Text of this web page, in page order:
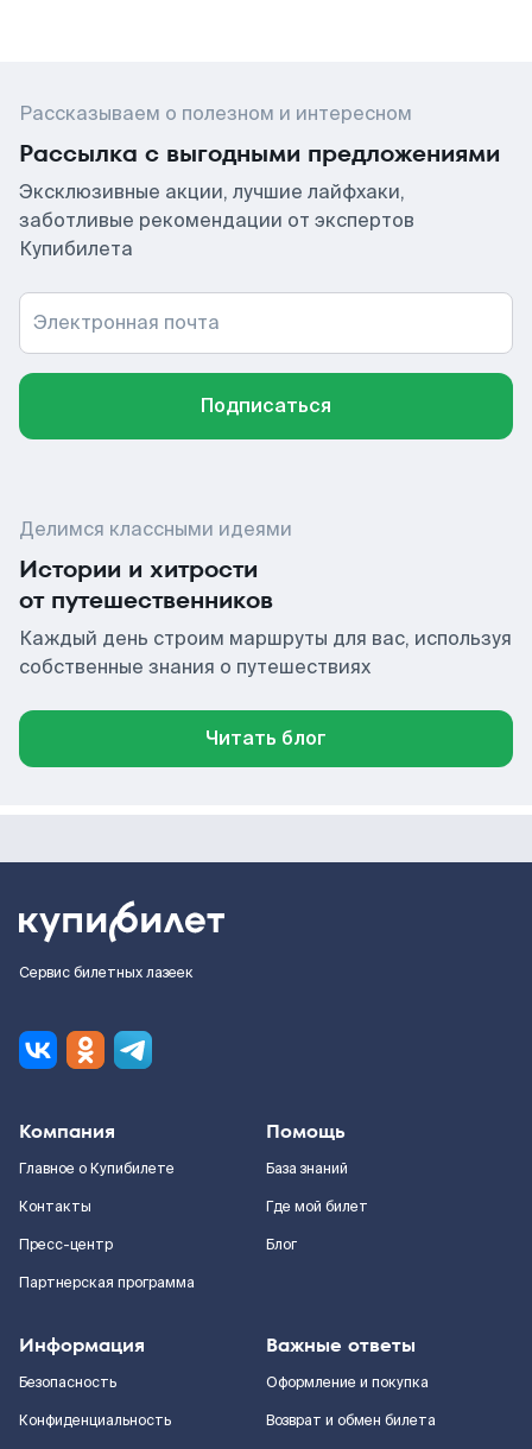
Рассказываем о полезном и интересном
Рассылка с выгодными предложениями
Эксклюзивные акции, лучшие лайфхаки,
заботливые рекомендации от экспертов
Купибилета
Электронная почта
Подписаться
Делимся классными идеями
Истории и хитрости
от путешественников
Каждый день строим маршруты для вас, используя
собственные знания о путешествиях
Читать блог
Сервис билетных лазеек
Компания
Главное о Купибилете
Контакты
Пресс-центр
Партнерская программа
Помощь
База знаний
Где мой билет
Блог
Информация
Безопасность
Конфиденциальность
Важные ответы
Оформление и покупка
Возврат и обмен билета